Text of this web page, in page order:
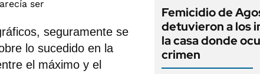
seguramente se
lo sucedido en la
el máximo y el
Femicidio de
detuvieron a los
la casa donde
crimen